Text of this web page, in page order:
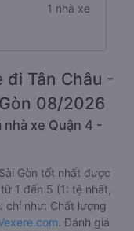
1 nhà xe
Tân Châu -
08/2026
nhà xe Quận 4 -
Gòn tốt nhất được
1 đến 5 (1: tệ nhất,
chí như: Chất lượng
. Đánh giá